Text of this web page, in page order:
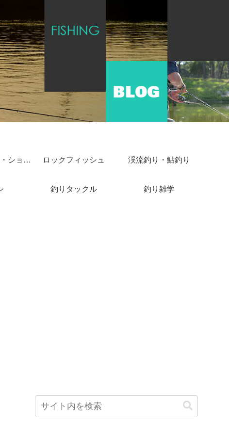
ショアジギング・ショアキャスティング ロックフィッシュ 渓流釣り・鮎釣り
釣りタックル 釣り雑学